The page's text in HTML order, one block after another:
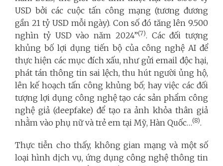
USD bởi các cuộc tấn công mạng (tương đương
gần 21 tỷ USD mỗi ngày). Con số đó tăng lên 9.500
nghìn tỷ USD vào năm 2024”(7). Các đối tượng
khủng bố lợi dụng tiến bộ của công nghệ AI để
thực hiện các mục đích xấu, như gửi email độc hại,
phát tán thông tin sai lệch, thu hút người ủng hộ,
lên kế hoạch tấn công khủng bố; hay việc các đối
tượng lợi dụng công nghệ tạo các sản phẩm công
nghệ giả (deepfake) để tạo ra ảnh khỏa thân giả
nhằm vào phụ nữ và trẻ em tại Mỹ, Hàn Quốc…(8).
Thực tiễn cho thấy, không gian mạng và một số
loại hình dịch vụ, ứng dụng công nghệ thông tin